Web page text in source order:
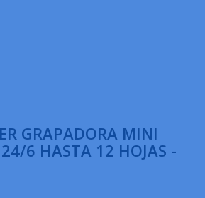
GRAPADORA MINI
6 HASTA 12 HOJAS -